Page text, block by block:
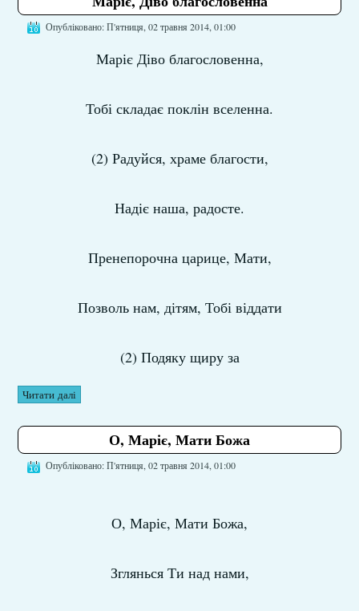
Опубліковано: П'ятниця, 02 травня 2014, 01:00
Маріє Діво благословенна,
Тобі складає поклін вселенна.
(2) Радуйся, храме благости,
Надіє наша, радосте.
Пренепорочна царице, Мати,
Позволь нам, дітям, Тобі віддати
(2) Подяку щиру за
Читати далі
О, Маріє, Мати Божа
Опубліковано: П'ятниця, 02 травня 2014, 01:00
О, Маріє, Мати Божа,
Зглянься Ти над нами,